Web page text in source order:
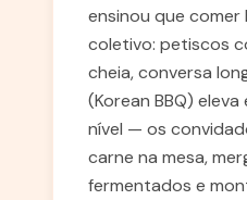
ensinou que comer
coletivo: petiscos
cheia, conversa
(Korean BBQ)
nível — os
carne na mesa,
fermentados e